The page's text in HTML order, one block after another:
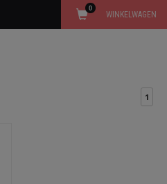
WINKELWAGEN
0
1